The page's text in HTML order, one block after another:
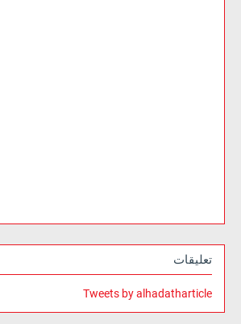
تعليقات
Tweets by alhadatharticle